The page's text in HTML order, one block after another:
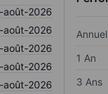
août-2026
août-2026
août-2026
août-2026
août-2026
1 An
3 Ans